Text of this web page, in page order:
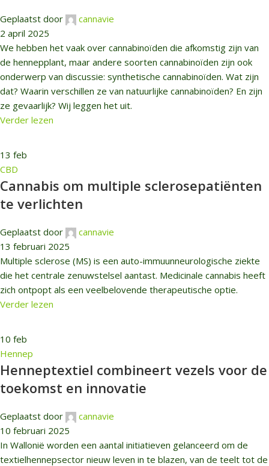
Geplaatst door
cannavie
2 april 2025
We hebben het vaak over cannabinoïden die afkomstig zijn van
de hennepplant, maar andere soorten cannabinoïden zijn ook
onderwerp van discussie: synthetische cannabinoïden. Wat zijn
dat? Waarin verschillen ze van natuurlijke cannabinoïden? En zijn
ze gevaarlijk? Wij leggen het uit.
Verder lezen
13 feb
CBD
Cannabis om multiple sclerosepatiënten
te verlichten
Geplaatst door
cannavie
13 februari 2025
Multiple sclerose (MS) is een auto-immuunneurologische ziekte
die het centrale zenuwstelsel aantast. Medicinale cannabis heeft
zich ontpopt als een veelbelovende therapeutische optie.
Verder lezen
10 feb
Hennep
Henneptextiel combineert vezels voor de
toekomst en innovatie
Geplaatst door
cannavie
10 februari 2025
In Wallonië worden een aantal initiatieven gelanceerd om de
textielhennepsector nieuw leven in te blazen, van de teelt tot de